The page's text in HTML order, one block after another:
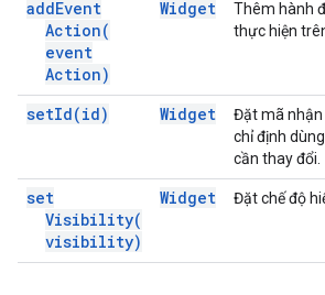
addEvent
Action(
event
Action)
Widget
Thêm hành
thực hiện
setId(id) Widget
Đặt mã
chỉ định
cần thay đổi.
set
Visibility(
visibility)
Widget Đặt chế độ